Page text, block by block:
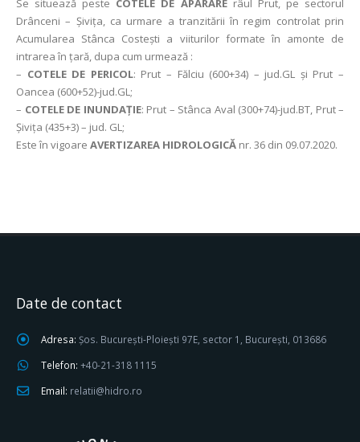
Se situează peste COTELE DE APĂRARErâul Prut, pe sectorul
Drânceni – Şiviţa, ca urmare a tranzitării în regim controlat prin
Acumularea Stânca Costeşti a viiturilor formate în amonte de
intrarea în ţară, dupa cum urmează :
– COTELE DE PERICOL: Prut – Fălciu (600+34) – jud.GL şi Prut –
Oancea (600+52)-jud.GL;
– COTELE DE INUNDAȚIE: Prut – Stânca Aval (300+74)-jud.BT, Prut –
Şiviţa (435+3) – jud. GL;
Este în vigoare AVERTIZAREA HIDROLOGICĂ nr. 36 din 09.07.2020.
Date de contact
Adresa: Șos. București-Ploiești 97E, sector 1, București, 013686
Telefon: +40-21-318 1115
Email: relatii@hidro.ro